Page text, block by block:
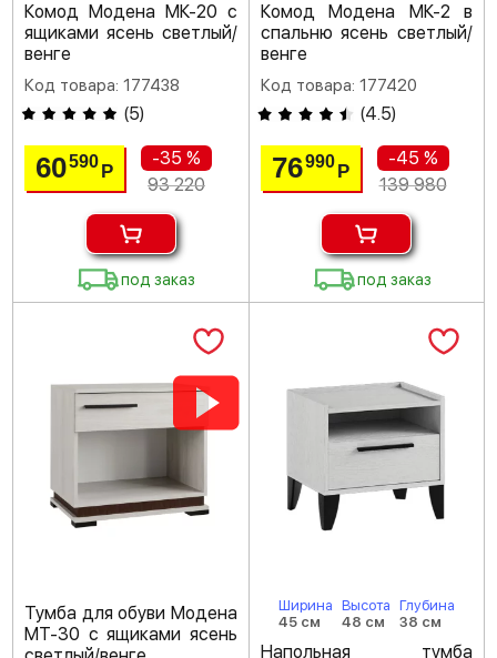
Комод Модена МК-20 с
ящиками ясень светлый/
венге
Код товара: 177438
(5)
60590Р
-35 %
93 220
под заказ
Комод Модена МК-2 в
спальню ясень светлый/
венге
Код товара: 177420
(4.5)
76990 Р
-45 %
139 980
под заказ
Тумба для обуви Модена
МТ-30 с ящиками ясень
Ширина
45 см
Высота
48 см
Глубина
38 см
Напольная тумба